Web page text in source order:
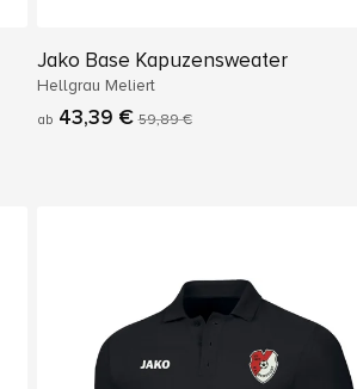
Jako Base Kapuzensweater
Hellgrau Meliert
ab 43,39 € 59,89 €